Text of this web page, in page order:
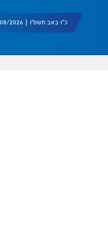
כ"ו באב תשפ"ו | 09/08/2026